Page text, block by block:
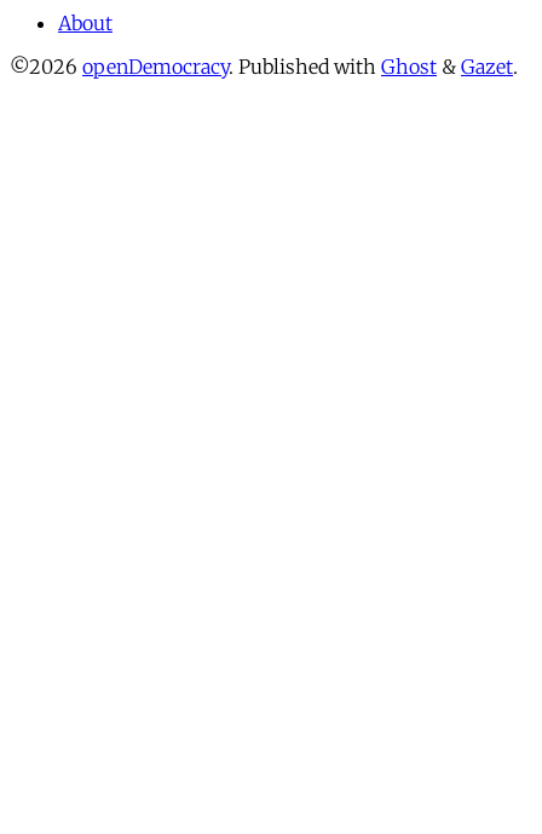
About
©2026 openDemocracy. Published with Ghost & Gazet.